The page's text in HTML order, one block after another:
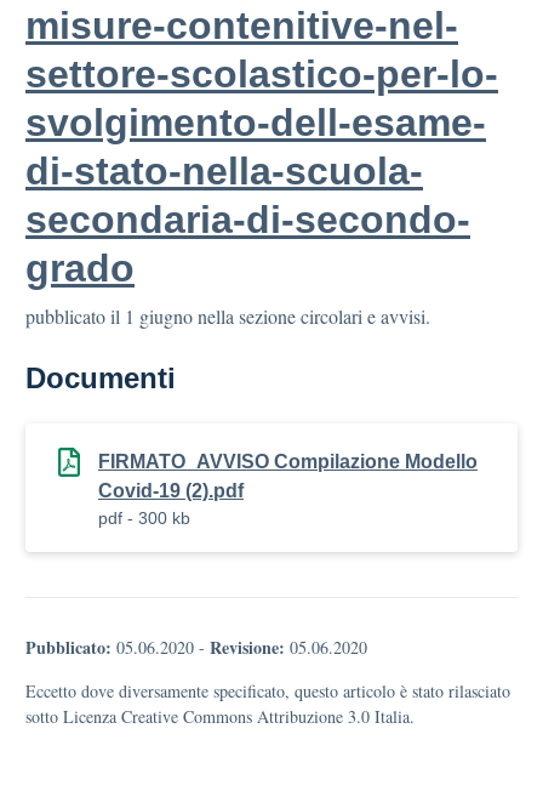
misure-contenitive-nel-
settore-scolastico-per-lo-
svolgimento-dell-esame-
di-stato-nella-scuola-
secondaria-di-secondo-
grado
pubblicato il 1 giugno nella sezione circolari e avvisi.
Documenti
FIRMATO_AVVISO Compilazione Modello
Covid-19 (2).pdf
pdf - 300 kb
Pubblicato: 05.06.2020 - Revisione: 05.06.2020
Eccetto dove diversamente specificato, questo articolo è stato rilasciato
sotto Licenza Creative Commons Attribuzione 3.0 Italia.